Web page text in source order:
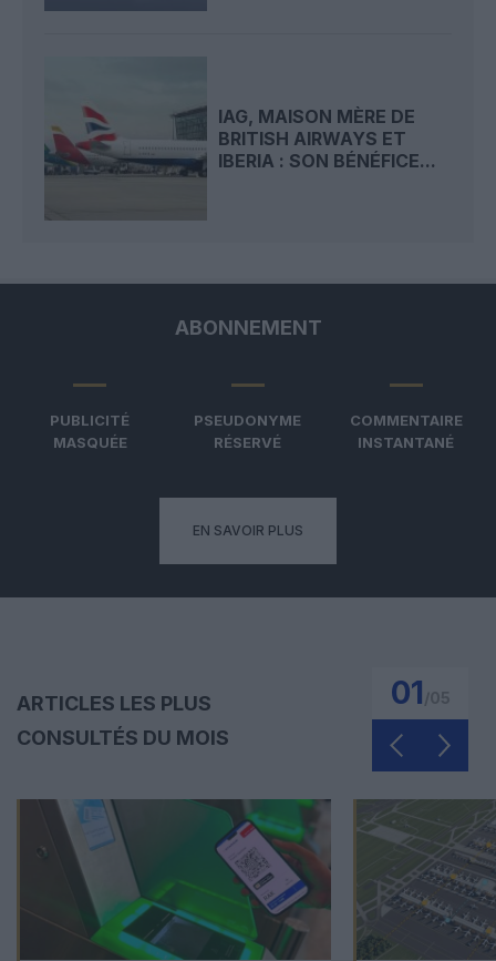
IAG, MAISON MÈRE DE
BRITISH AIRWAYS ET
IBERIA : SON BÉNÉFICE...
ABONNEMENT
PUBLICITÉ
MASQUÉE
PSEUDONYME
RÉSERVÉ
COMMENTAIRE
INSTANTANÉ
EN SAVOIR PLUS
ARTICLES LES PLUS
CONSULTÉS DU MOIS
01